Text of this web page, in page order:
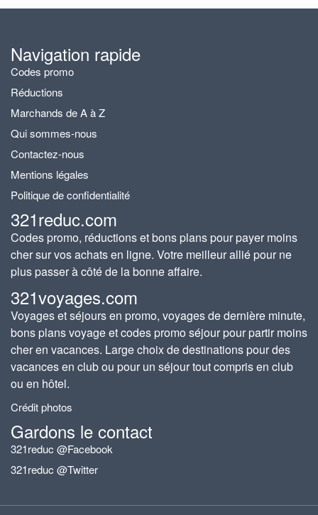
Navigation rapide
Codes promo
Réductions
Marchands de A à Z
Qui sommes-nous
Contactez-nous
Mentions légales
Politique de confidentialité
321reduc.com
Codes promo, réductions et bons plans pour payer moins
cher sur vos achats en ligne. Votre meilleur allié pour ne
plus passer à côté de la bonne affaire.
321voyages.com
Voyages et séjours en promo, voyages de dernière minute,
bons plans voyage et codes promo séjour pour partir moins
cher en vacances. Large choix de destinations pour des
vacances en club ou pour un séjour tout compris en club
ou en hôtel.
Crédit photos
Gardons le contact
321reduc @Facebook
321reduc @Twitter